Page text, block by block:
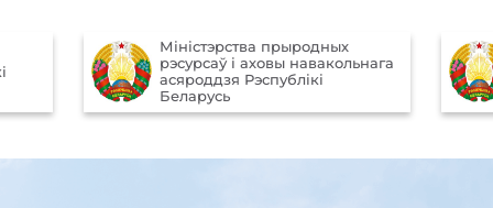
Aфiцыйны iнтэрнэт-партал
Прэзiдэнта Рэспублiкi
Беларусь